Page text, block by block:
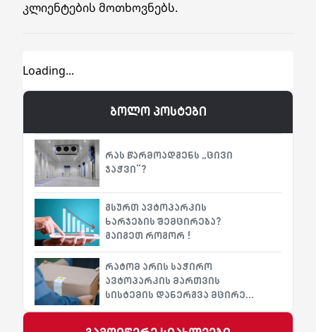
კლიენტების მოთხოვნებს.
ბოლო პოსტები
რას წარმოადგენს „ცივი
ჯაჭვი“?
გსურთ ავტოპარკის
ხარჯების შემცირება?
გაიგეთ როგორ !
რატომ არის საჭირო
ავტოპარკის მართვის
სისტემის დანერგვა მცირე
ბიზნესისთვის?